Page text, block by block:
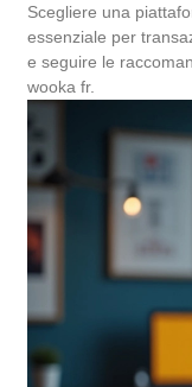
Scegliere una
essenziale per
e seguire le
wooka fr.